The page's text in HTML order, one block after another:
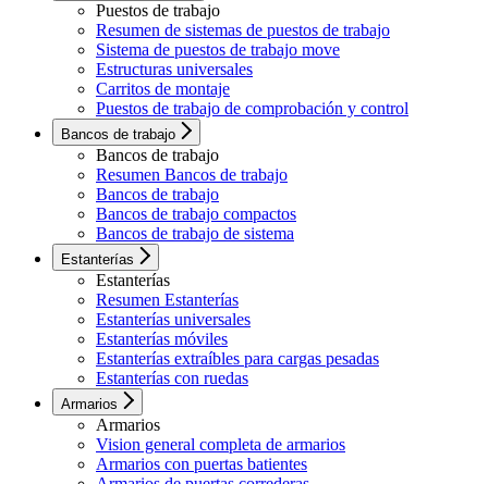
Puestos de trabajo
Resumen de sistemas de puestos de trabajo
Sistema de puestos de trabajo move
Estructuras universales
Carritos de montaje
Puestos de trabajo de comprobación y control
Bancos de trabajo
Bancos de trabajo
Resumen Bancos de trabajo
Bancos de trabajo
Bancos de trabajo compactos
Bancos de trabajo de sistema
Estanterías
Estanterías
Resumen Estanterías
Estanterías universales
Estanterías móviles
Estanterías extraíbles para cargas pesadas
Estanterías con ruedas
Armarios
Armarios
Vision general completa de armarios
Armarios con puertas batientes